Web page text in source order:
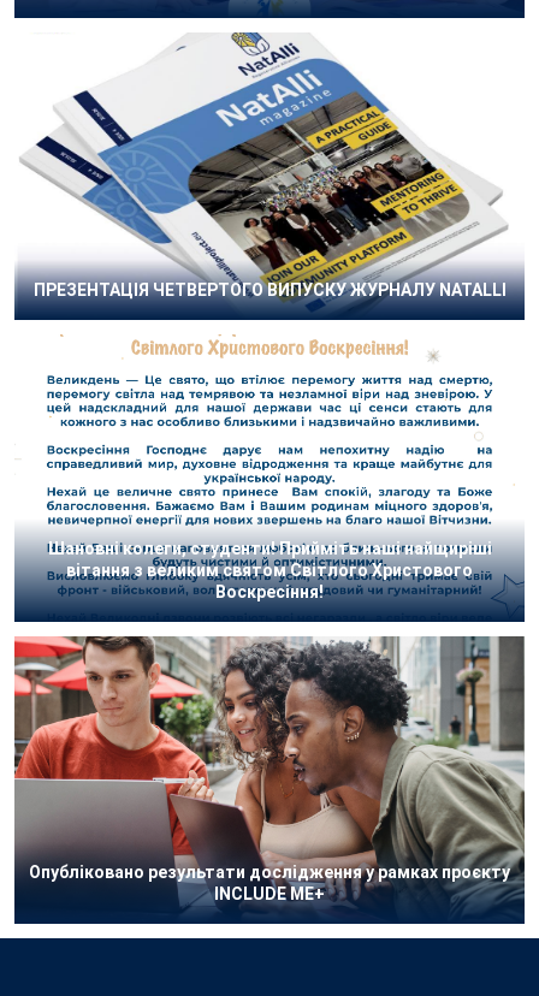
ПРЕЗЕНТАЦІЯ ЧЕТВЕРТОГО ВИПУСКУ ЖУРНАЛУ NATALLI
Шановні колеги, студенти! Прийміть наші найщиріші
вітання з великим святом Світлого Христового
Воскресіння!
Опубліковано результати дослідження у рамках проєкту
INCLUDE ME+